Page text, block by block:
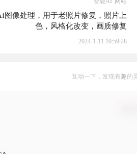
图像处理，用于老照片修复，照片上
色，风格化改变，画质修复
2024-1-11 10:59:28
互动一下，发现有趣的